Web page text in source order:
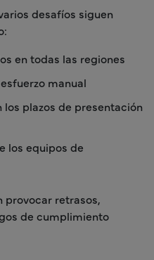
desafíos siguen
en todas las regiones
manual
plazos de presentación
los equipos de
provocar retrasos,
de cumplimiento